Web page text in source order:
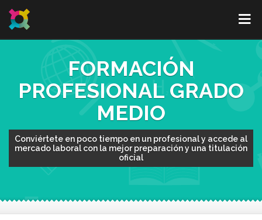
FORMACIÓN
PROFESIONAL GRADO
MEDIO
Conviértete en poco tiempo en un profesional y accede al
mercado laboral con la mejor preparación y una titulación
oficial